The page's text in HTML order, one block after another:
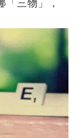
「三物」，